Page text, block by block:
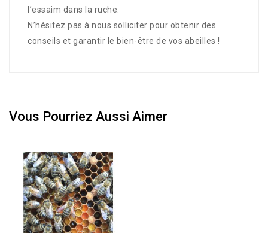
l’essaim dans la ruche.
N’hésitez pas à nous solliciter pour obtenir des
conseils et garantir le bien-être de vos abeilles !
Vous Pourriez Aussi Aimer